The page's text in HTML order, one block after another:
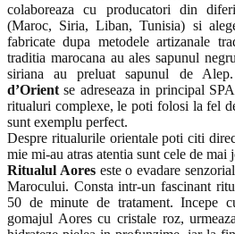
colaboreaza cu producatori din
(Maroc, Siria, Liban, Tunisia) si
fabricate dupa metodele artizanale
traditia marocana au ales sapunul
siriana au preluat sapunul de
d’Orientse adreseaza in principal
ritualuri complexe, le poti folosi la fel
sunt exemplu perfect.
Despre ritualurile orientale poti citi
mie mi-au atras atentia sunt cele de mai
Ritualul Aoreseste o evadare
Marocului. Consta intr-un fascinant
50 de minute de tratament. Incepe
gomajul Aores cu cristale roz,